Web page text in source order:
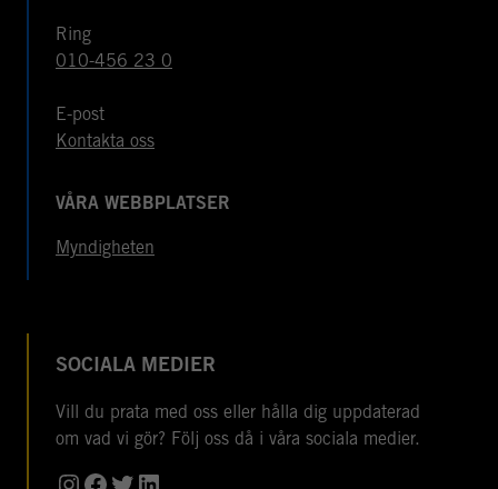
Ring
010-456 23 0
E-post
Kontakta oss
VÅRA WEBBPLATSER
Myndigheten
SOCIALA MEDIER
Vill du prata med oss eller hålla dig uppdaterad
om vad vi gör? Följ oss då i våra sociala medier.